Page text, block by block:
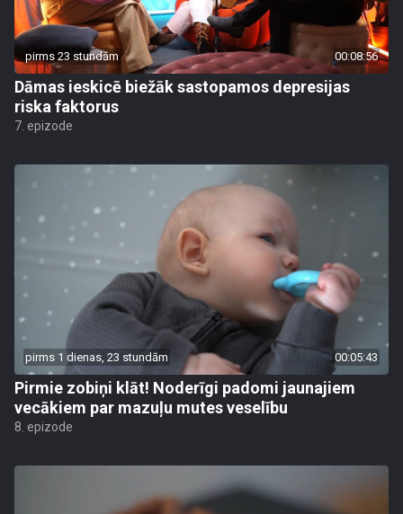
pirms 23 stundām 00:08:56
Dāmas ieskicē biežāk sastopamos depresijas
riska faktorus
7. epizode
pirms 1 dienas, 23 stundām 00:05:43
Pirmie zobiņi klāt! Noderīgi padomi jaunajiem
vecākiem par mazuļu mutes veselību
8. epizode